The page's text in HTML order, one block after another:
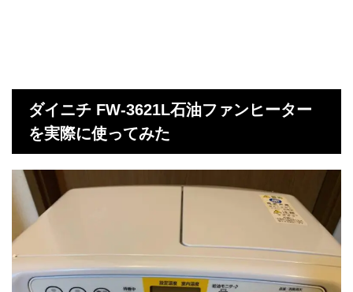
ダイニチ FW-3621L石油ファンヒーター
を実際に使ってみた